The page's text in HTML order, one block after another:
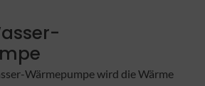
Wärmepumpe wird die Wärme